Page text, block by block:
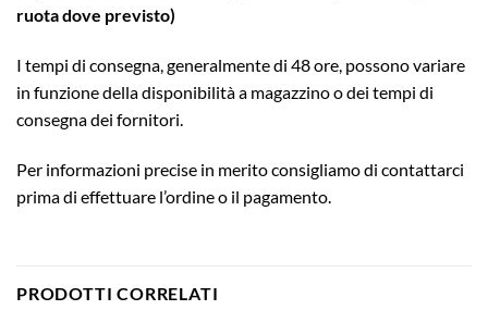
ruota dove previsto)
I tempi di consegna, generalmente di 48 ore, possono variare
in funzione della disponibilità a magazzino o dei tempi di
consegna dei fornitori.
Per informazioni precise in merito consigliamo di contattarci
prima di effettuare l’ordine o il pagamento.
PRODOTTI CORRELATI